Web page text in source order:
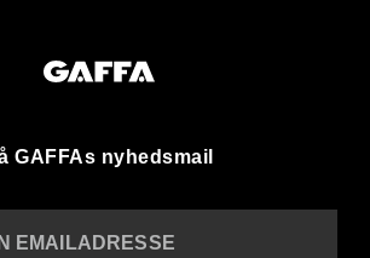
GAFFAs nyhedsmail
EMAILADRESSE